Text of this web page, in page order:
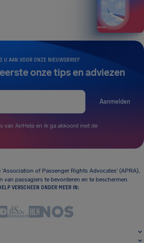
U AAN VOOR ONZE NIEUWSBRIEF
onze tips en adviezen
Aanmelden
van AirHelp en ik ga akkoord met de
of Passenger Rights Advocates' (APRA),
van passagiers te bevorderen en te beschermen.
VERSCHEEN ONDER MEER IN: